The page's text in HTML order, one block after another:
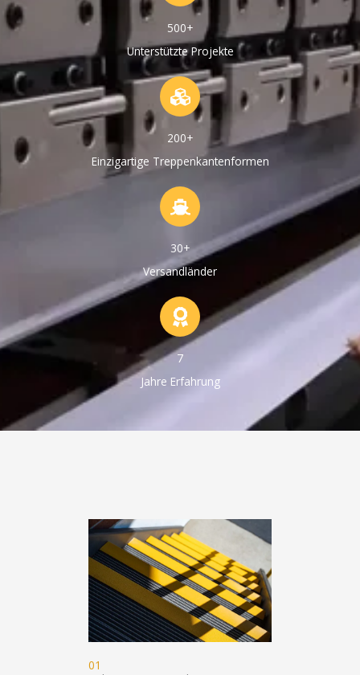
500+
Unterstützte Projekte
200+
Einzigartige Treppenkantenformen
30+
Versandländer
7
Jahre Erfahrung
01